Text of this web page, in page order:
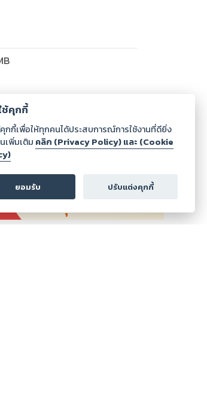
ทำเรื่องเล่นให้เป็นเรื่องใหญ่
ช้คุกกี้
คุกกี้เพื่อให้ทุกคนได้ประสบการณ์การใช้งานที่ดียิ่ง
เพิ่มเติม คลิก (Privacy Policy) และ (Cookie
ยอมรับ ปรับแต่งคุกกี้